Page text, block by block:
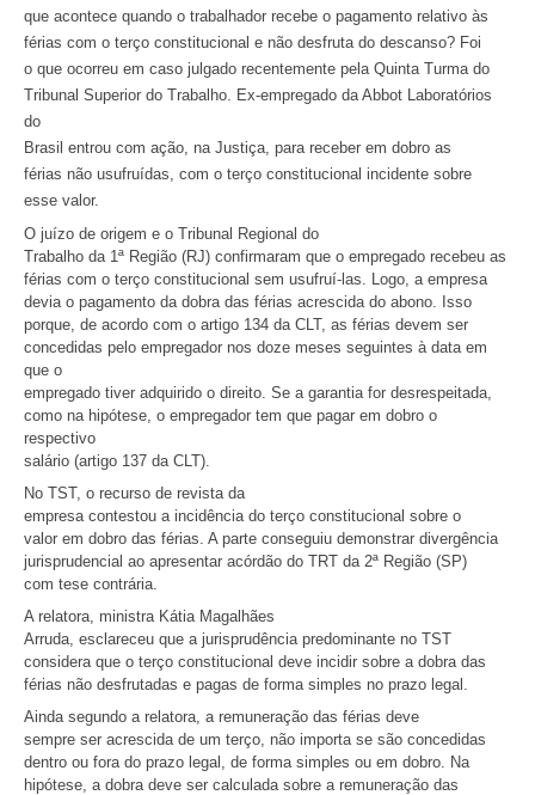
que acontece quando o trabalhador recebe o pagamento relativo às
férias com o terço constitucional e não desfruta do descanso? Foi
o que ocorreu em caso julgado recentemente pela Quinta Turma do
Tribunal Superior do Trabalho. Ex-empregado da Abbot Laboratórios
do
Brasil entrou com ação, na Justiça, para receber em dobro as
férias não usufruídas, com o terço constitucional incidente sobre
esse valor.
O juízo de origem e o Tribunal Regional do
Trabalho da 1ª Região (RJ) confirmaram que o empregado recebeu as
férias com o terço constitucional sem usufruí-las. Logo, a empresa
devia o pagamento da dobra das férias acrescida do abono. Isso
porque, de acordo com o artigo 134 da CLT, as férias devem ser
concedidas pelo empregador nos doze meses seguintes à data em
que o
empregado tiver adquirido o direito. Se a garantia for desrespeitada,
como na hipótese, o empregador tem que pagar em dobro o
respectivo
salário (artigo 137 da CLT).
No TST, o recurso de revista da
empresa contestou a incidência do terço constitucional sobre o
valor em dobro das férias. A parte conseguiu demonstrar divergência
jurisprudencial ao apresentar acórdão do TRT da 2ª Região (SP)
com tese contrária.
A relatora, ministra Kátia Magalhães
Arruda, esclareceu que a jurisprudência predominante no TST
considera que o terço constitucional deve incidir sobre a dobra das
férias não desfrutadas e pagas de forma simples no prazo legal.
Ainda segundo a relatora, a remuneração das férias deve
sempre ser acrescida de um terço, não importa se são concedidas
dentro ou fora do prazo legal, de forma simples ou em dobro. Na
hipótese, a dobra deve ser calculada sobre a remuneração das